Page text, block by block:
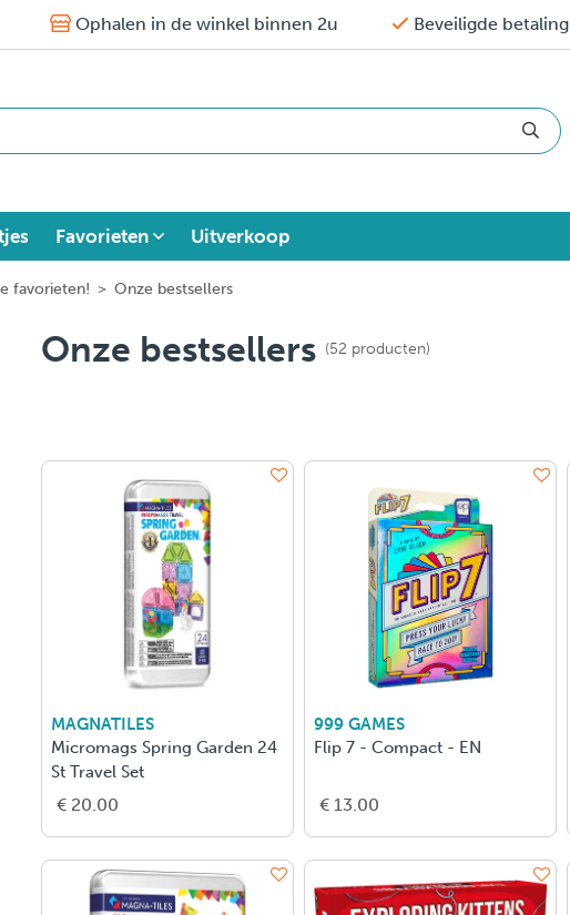
Ophalen in de winkel binnen 2u Beveiligde betaling
Favorieten Uitverkoop
favorieten! > Onze bestsellers
Onze bestsellers (52 producten)
MAGNATILES
Micromags Spring Garden 24
St Travel Set
€ 20.00
999 GAMES
Flip 7 - Compact - EN
€ 13.00